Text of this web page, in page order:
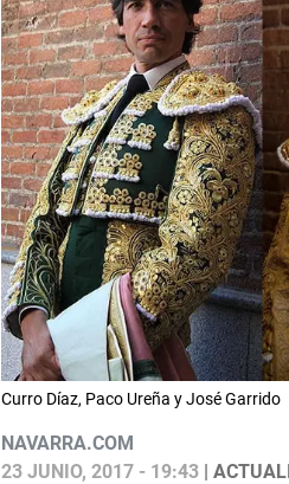
Curro Díaz, Paco Ureña y José Garrido
NAVARRA.COM
23 JUNIO, 2017 - 19:43|